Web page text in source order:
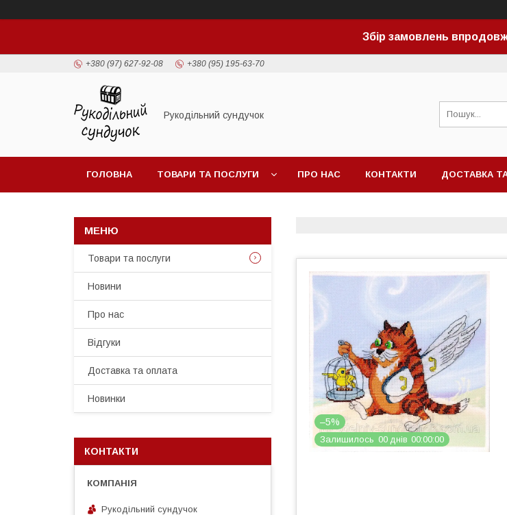
Збір замовлень
+380 (97) 627-92-08 +380 (95) 195-63-70
Рукодільний сундучок
ГОЛОВНА ТОВАРИ ТА ПОСЛУГИ ПРО НАС КОНТАКТИ ДОСТАВКА
–5%
Залишилось 00 днів 00 00 00
Товари та послуги
Новини
Про нас
Відгуки
Доставка та оплата
Новинки
КОНТАКТИ
Рукодільний сундучок